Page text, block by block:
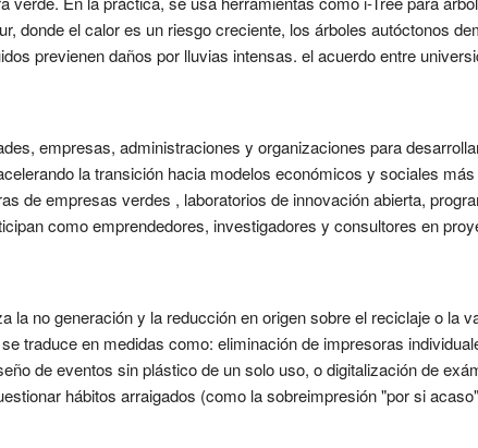
donde el calor es un riesgo creciente, los árboles autóctonos
previenen daños por lluvias intensas. el acuerdo entre
empresas, administraciones y organizaciones para
la transición hacia modelos económicos y sociales
de empresas verdes , laboratorios de innovación abierta,
como emprendedores, investigadores y consultores en
la no generación y la reducción en origen sobre el reciclaje o la
traduce en medidas como: eliminación de impresoras
de eventos sin plástico de un solo uso, o digitalización de
hábitos arraigados (como la sobreimpresión "por si